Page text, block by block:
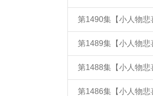
第1490集【小人物悲
第1489集【小人物悲
第1488集【小人物
第1486集【小人物悲